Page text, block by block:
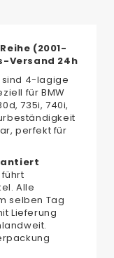
(2001-
Versand 24h
sind 4-lagige
für BMW
735i, 740i,
perfekt für
Alle
selben Tag
Lieferung